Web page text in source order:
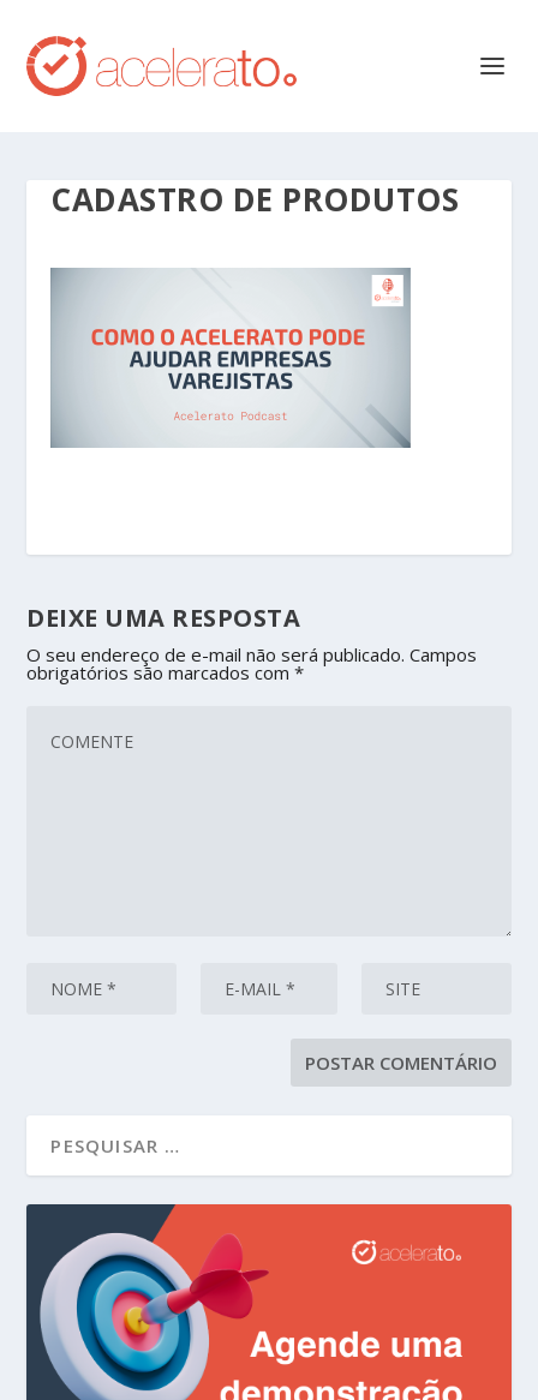
CADASTRO DE PRODUTOS
DEIXE UMA RESPOSTA
O seu endereço de e-mail não será publicado. Campos
obrigatórios são marcados com*